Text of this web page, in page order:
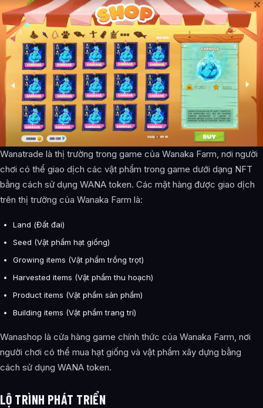
Wanatrade là thị trường trong game của Wanaka Farm, nơi người
chơi có thể giao dịch các vật phẩm trong game dưới dạng NFT
bằng cách sử dụng WANA token. Các mặt hàng được giao dịch
trên thị trường của Wanaka Farm là:
Land (Đất đai)
Seed (Vật phẩm hạt giống)
Growing items (Vật phẩm trồng trọt)
Harvested items (Vật phẩm thu hoạch)
Product items (Vật phẩm sản phẩm)
Building items (Vật phẩm trang trí)
Wanashop là cửa hàng game chính thức của Wanaka Farm, nơi
người chơi có thể mua hạt giống và vật phẩm xây dựng bằng
cách sử dụng WANA token.
LỘ TRÌNH PHÁT TRIỂN